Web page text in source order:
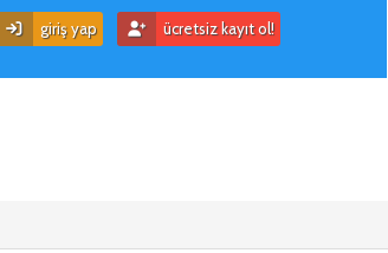
giriş yap ücretsiz kayıt ol!